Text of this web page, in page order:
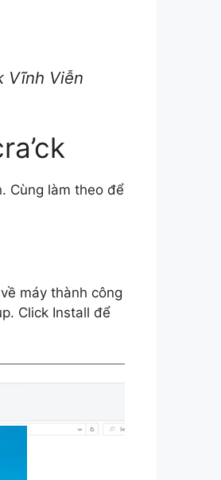
Vĩnh Viễn
Cùng làm theo để
máy thành công
Click Install để